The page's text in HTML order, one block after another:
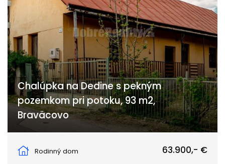
Chalúpka na Dedine s pekným
pozemkom pri potoku, 93 m2,
Braväcovo
Rodinný dom
63.900,- €